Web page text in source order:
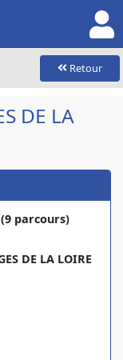
Retour
DE LA
parcours)
DE LA LOIRE